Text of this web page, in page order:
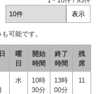
可能です。
曜
日
開始
時間
終了
時間
残
席
水
10時
30分
13時
00分
11